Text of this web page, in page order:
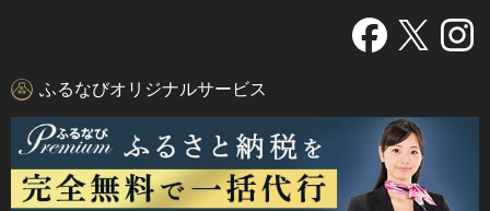
ふるなびオリジナルサービス